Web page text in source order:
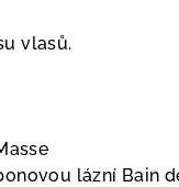
vlasů.
lázní Bain